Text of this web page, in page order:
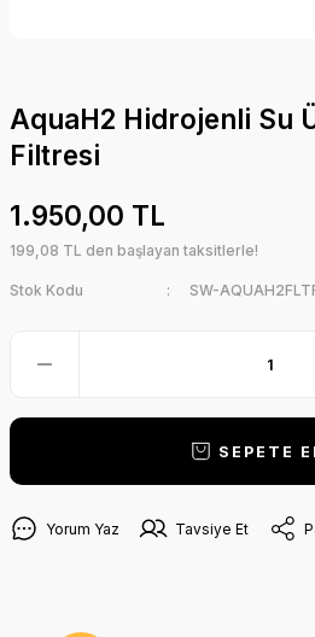
AquaH2 Hidrojenli Su
Filtresi
1.950,00 TL
199,08 TL den başlayan taksitlerle!
Stok Kodu SW-
SEPETE
Yorum Yaz Tavsiye Et